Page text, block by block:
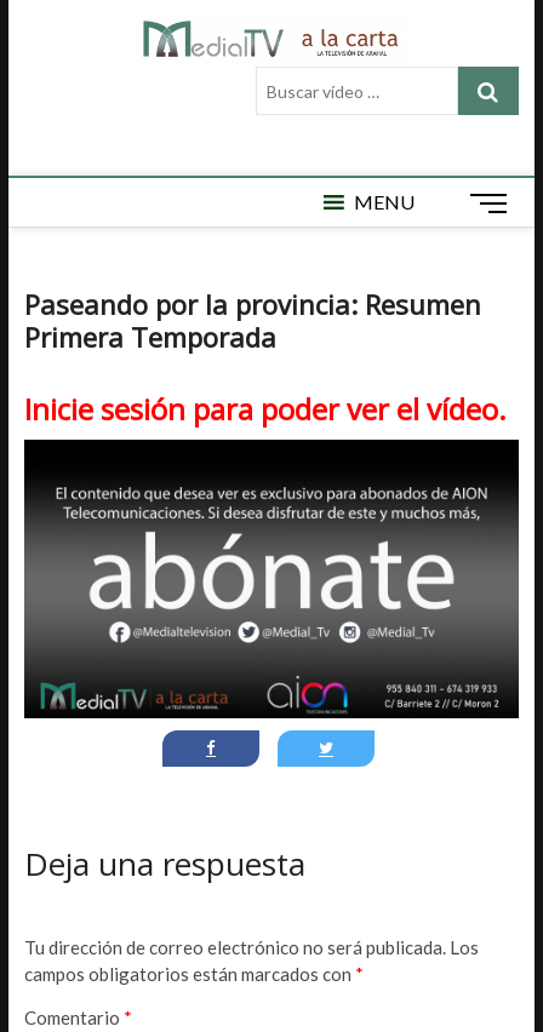
Medial
TV a la
LA TELEVISIÓN
LOCAL DE
ARAHAL, AQUÍ
ACTUALIDAD,
DEPORTES,
CULTURA,
NOTICIAS
Buscar
vídeo
MENU
B
o
n
e
n
Paseando por la provincia: Resumen
Primera Temporada
Inicie sesión para poder ver el vídeo.
Deja una respuesta
Tu dirección de correo electrónico no será publicada. Los
campos obligatorios están marcados con *
Comentario *